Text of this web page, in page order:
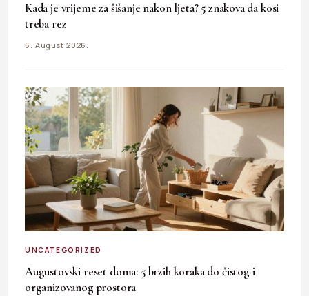
Kada je vrijeme za šišanje nakon ljeta? 5 znakova da kosi
treba rez
6. August 2026.
UNCATEGORIZED
Augustovski reset doma: 5 brzih koraka do čistog i
organizovanog prostora